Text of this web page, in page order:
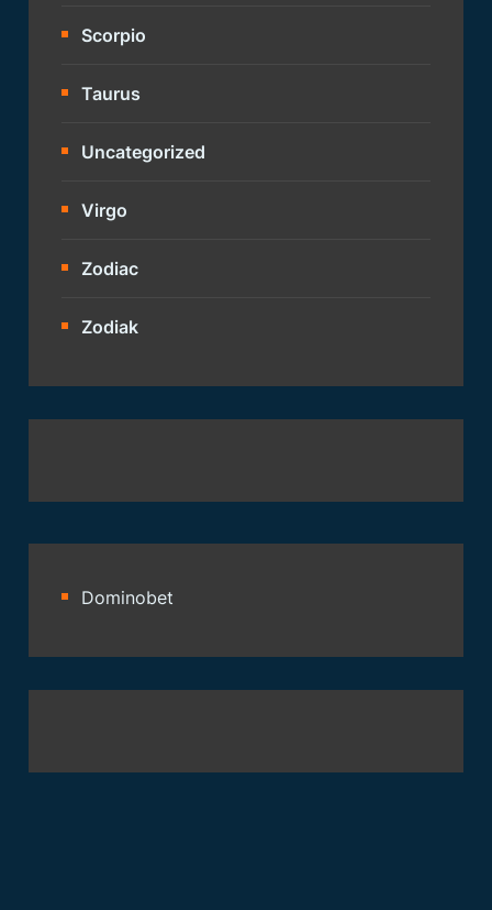
Scorpio
Taurus
Uncategorized
Virgo
Zodiac
Zodiak
Dominobet